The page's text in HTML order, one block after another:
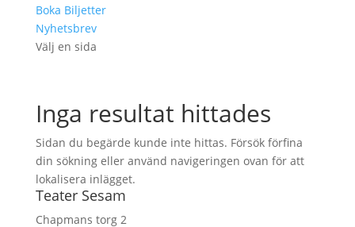
Boka Biljetter
Nyhetsbrev
Välj en sida
Inga resultat hittades
Sidan du begärde kunde inte hittas. Försök förfina
din sökning eller använd navigeringen ovan för att
lokalisera inlägget.
Teater Sesam
Chapmans torg 2